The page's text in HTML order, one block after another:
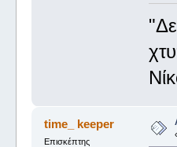
time_ keeper
Επισκέπτης